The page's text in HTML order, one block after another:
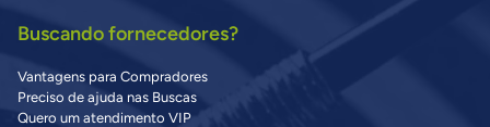
Buscando fornecedores?
Vantagens para Compradores
Preciso de ajuda nas Buscas
Quero um atendimento VIP